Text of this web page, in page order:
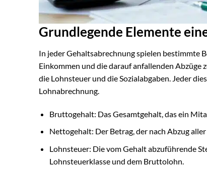
Grundlegende Elemente
In jeder Gehaltsabrechnung spielen bestimmte
Einkommen und die darauf anfallenden
die Lohnsteuer und die Sozialabgaben. Jeder
Lohnabrechnung.
Bruttogehalt: Das Gesamtgehalt, das ein
Nettogehalt: Der Betrag, der nach Abzug aller
Lohnsteuer: Die vom Gehalt abzuführende
Lohnsteuerklasse und dem Bruttolohn.